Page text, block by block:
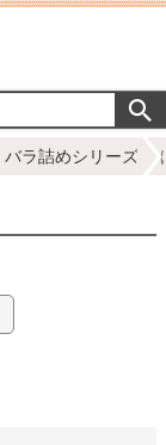
バラ詰めシリーズ